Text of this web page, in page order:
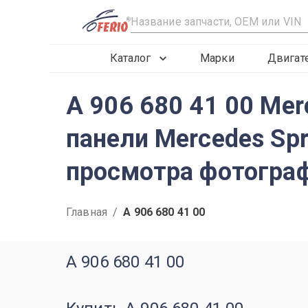
R
Каталог Марки
A 906 680 41 00
панели Mercedes
просмотра
Главная / A 906 680 41 00
A 906 680 41 00